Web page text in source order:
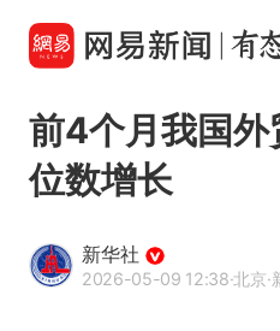
前4个月我国
位数增长
新华社
2026-05-09 12:38·北京·